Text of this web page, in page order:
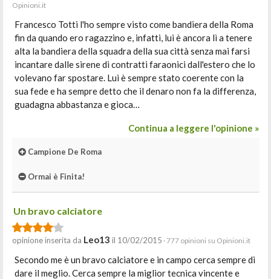
Opinioni.it
Francesco Totti l'ho sempre visto come bandiera della Roma
fin da quando ero ragazzino e, infatti, lui è ancora lì a tenere
alta la bandiera della squadra della sua città senza mai farsi
incantare dalle sirene di contratti faraonici dall'estero che lo
volevano far spostare. Lui è sempre stato coerente con la
sua fede e ha sempre detto che il denaro non fa la differenza,
guadagna abbastanza e gioca…
Continua a leggere l'opinione »
Campione De Roma
Ormai è Finita!
Un bravo calciatore
opinione inserita da Leo13 il 10/02/2015 · 777 opinioni su Opinioni.it
Secondo me è un bravo calciatore e in campo cerca sempre di
dare il meglio. Cerca sempre la miglior tecnica vincente e